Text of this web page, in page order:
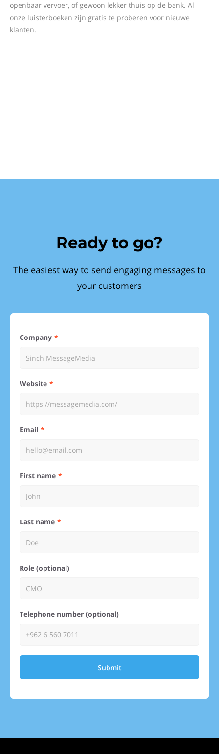
openbaar vervoer, of gewoon lekker thuis op de bank. Al
onze luisterboeken zijn gratis te proberen voor nieuwe
klanten.
Ready to go?
The easiest way to send engaging messages to
your customers
Company
Website
Email
First name
Last name
Role (optional)
Telephone number (optional)
Submit